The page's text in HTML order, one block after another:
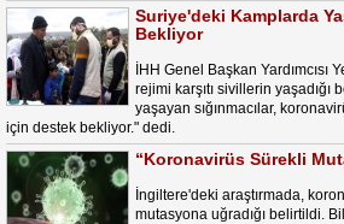
Suriye'deki Kamplarda
Bekliyor
İHH Genel Başkan Yardımcısı
rejimi karşıtı sivillerin
yaşayan sığınmacılar,
için destek bekliyor." dedi.
“Koronavirüs Sürekli
İngiltere'deki araştırmada,
mutasyona uğradığı belirtildi.